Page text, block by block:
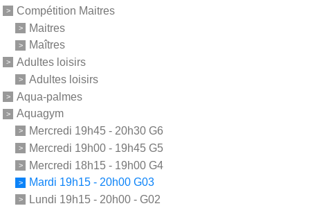
Compétition Maitres
Maitres
Maîtres
Adultes loisirs
Adultes loisirs
Aqua-palmes
Aquagym
Mercredi 19h45 - 20h30 G6
Mercredi 19h00 - 19h45 G5
Mercredi 18h15 - 19h00 G4
Mardi 19h15 - 20h00 G03
Lundi 19h15 - 20h00 - G02